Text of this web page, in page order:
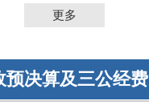
更多
预决算及三公经费